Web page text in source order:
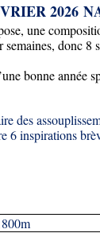
2026
une
donc 8
bonne année
des
inspirations